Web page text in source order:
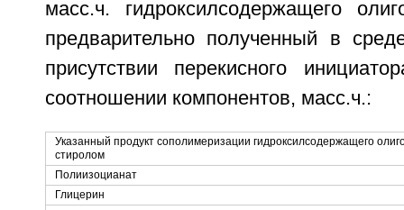
масс.ч. гидроксилсодержащего
предварительно полученный в
присутствии перекисного
соотношении компонентов, масс.ч.:
Указанный продукт сополимеризации гидроксилсодержащего
стиролом
Полиизоцианат
Глицерин